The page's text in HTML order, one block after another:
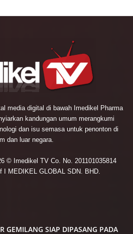
media digital di bawah Imedikel Pharma
kandungan umum merangkumi
dan isu semasa untuk penonton di
dan luar negara.
© Imedikel TV Co. No. 201101035814
I MEDIKEL GLOBAL SDN. BHD.
GEMILANG SIAP DIPASANG PADA